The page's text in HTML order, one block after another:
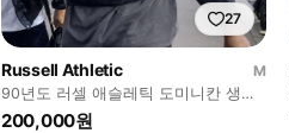
27
Russell Athletic
M
90년도 러셀 애슬레틱 도미니칸 생산
블랙 후드티
200,000원